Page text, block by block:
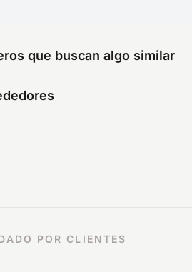
que buscan algo similar
POR CLIENTES